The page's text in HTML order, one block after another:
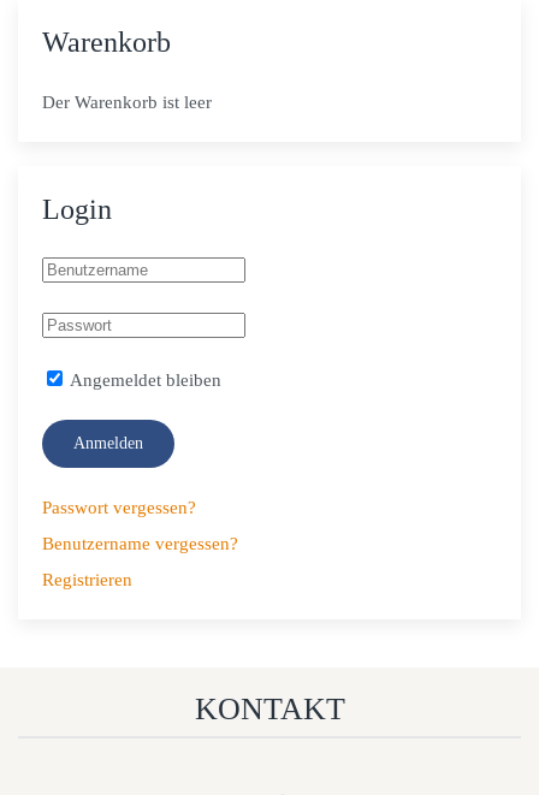
Warenkorb
Der Warenkorb ist leer
Login
Angemeldet bleiben
Anmelden
Passwort vergessen?
Benutzername vergessen?
Registrieren
KONTAKT